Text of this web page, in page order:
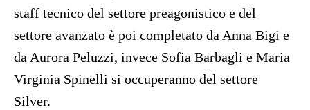
staff tecnico del settore preagonistico e del
settore avanzato è poi completato da Anna Bigi e
da Aurora Peluzzi, invece Sofia Barbagli e Maria
Virginia Spinelli si occuperanno del settore
Silver.